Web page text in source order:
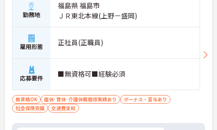
勤務地
福島県 福島市
ＪＲ東北本線(上野－盛岡)
雇用形態 正社員(正職員)
応募要件 ■無資格可■経験必須
無資格OK 産休･育休･介護休暇取得実績あり
ボーナス・賞与あり
社会保険完備
交通費支給